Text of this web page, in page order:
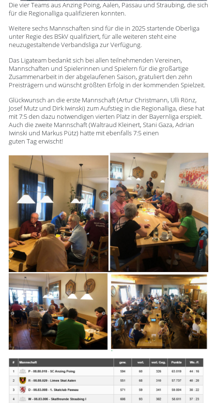
Die vier Teams aus Anzing Poing, Aalen, Passau und Straubing, die sich
für die Regionalliga qualifizieren konnten.
Weitere sechs Mannschaften sind für die in 2025 startende Oberliga
unter Regie des BSkV qualifiziert, für alle weiteren steht eine
neuzugestaltende Verbandsliga zur Verfügung.
Das Ligateam bedankt sich bei allen teilnehmenden Vereinen,
Mannschaften und Spielerinnen und Spielern für die großartige
Zusammenarbeit in der abgelaufenen Saison, gratuliert den zehn
Preisträgern und wünscht größten Erfolg in der kommenden Spielzeit.
Glückwunsch an die erste Mannschaft (Artur Christmann, Ulli Rönz,
Josef Mutz und Dirk Iwinski) zum Aufstieg in die Regionalliga, diese hat
mit 7:5 den dazu notwendigen vierten Platz in der Bayernliga erspielt.
Auch die zweite Mannschaft (Waltraud Kleinert, Stani Gaza, Adrian
Iwinski und Markus Pütz) hatte mit ebenfalls 7:5 einen
guten Tag erwischt!